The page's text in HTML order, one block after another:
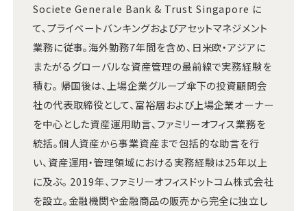
Societe Generale Bank & Trust Singapore に
て、プライベートバンキングおよびアセットマネジメント
業務に従事。海外勤務7年間を含め、日米欧・アジアに
またがるグローバルな資産管理の最前線で実務経験を
積む。 帰国後は、上場企業グループ傘下の投資顧問会
社の代表取締役として、富裕層および上場企業オーナー
を中心とした資産運用助言、ファミリーオフィス業務を
統括。個人資産から事業資産まで包括的な助言を行
い、資産運用・管理領域における実務経験は25年以上
に及ぶ。 2019年、ファミリーオフィスドットコム株式会社
を設立。金融機関や金融商品の販売から完全に独立し